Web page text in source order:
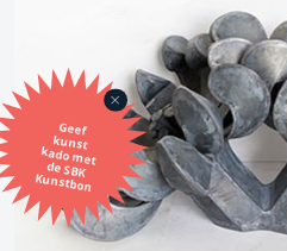
Geef
kunst
kado met
de SBK
Kunstbon